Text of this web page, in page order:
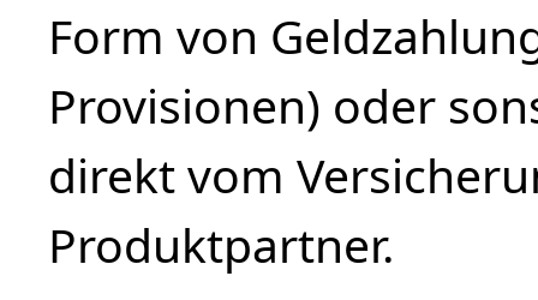
Form von
Provisionen) oder
direkt vom
Produktpartner.